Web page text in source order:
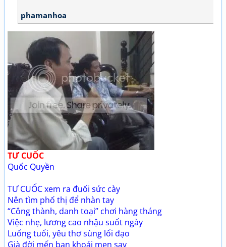
phamanhoa
TƯ CUỐC
Quốc Quyền
TƯ CUỐC xem ra đuối sức cày
Nên tìm phố thị để nhàn tay
“Công thành, danh toại” chơi hàng tháng
Việc nhẹ, lương cao nhậu suốt ngày
Luống tuổi, yêu thơ sùng lối đạo
Già đời mến bạn khoái men say